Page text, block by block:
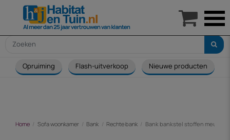
Opruiming Flash-uitverkoop Nieuwe producten
Home Sofa woonkamer Bank Rechte bank Bank bankstel stoffen meubel
